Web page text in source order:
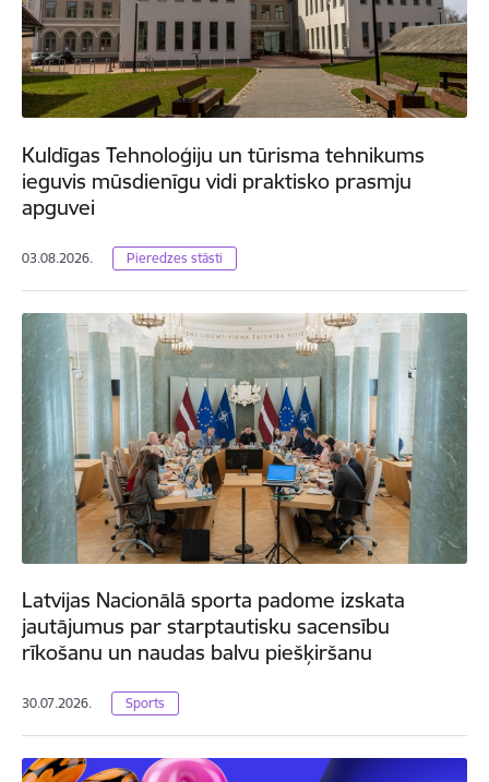
Kuldīgas Tehnoloģiju un tūrisma tehnikums
ieguvis mūsdienīgu vidi praktisko prasmju
apguvei
03.08.2026. Pieredzes stāsti
Latvijas Nacionālā sporta padome izskata
jautājumus par starptautisku sacensību
rīkošanu un naudas balvu piešķiršanu
30.07.2026. Sports